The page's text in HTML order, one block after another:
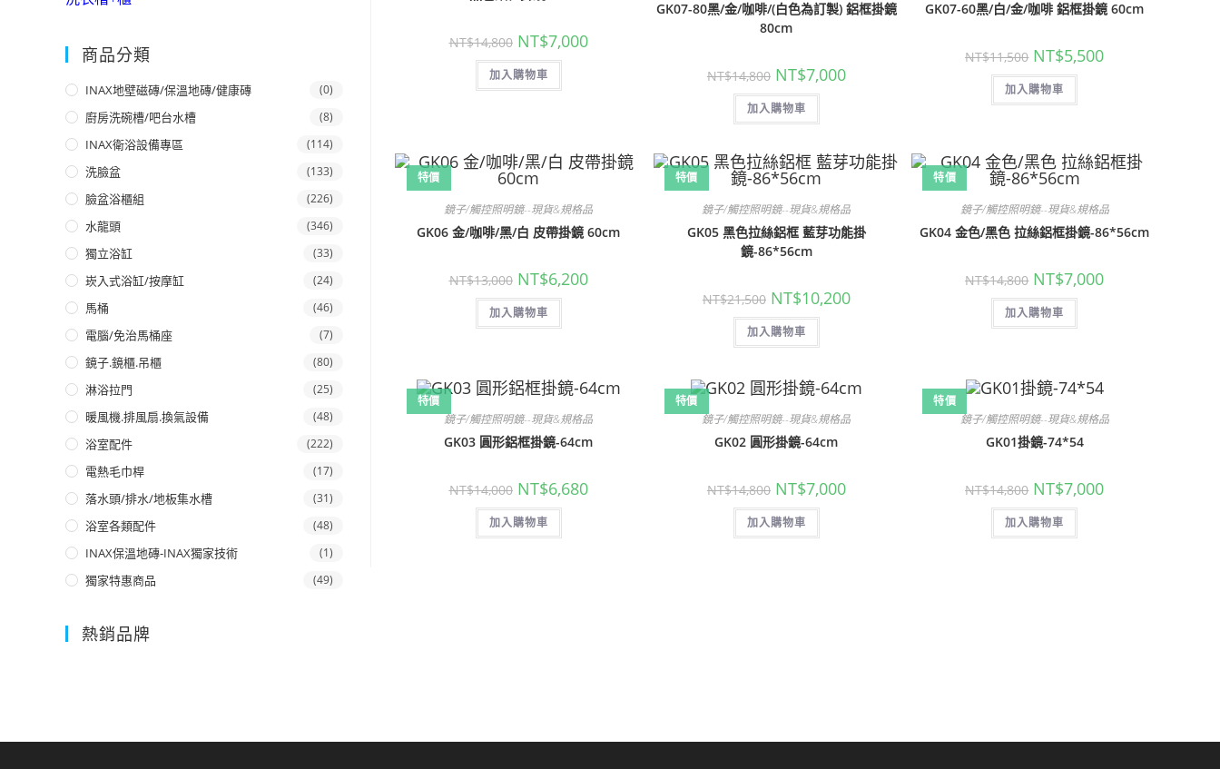
NT$14,800 原
始
價
格：
NT$14,800。
NT$7,000目
前
加入購物車
GK07-80黑/金/咖啡/(白色為訂製) 鋁框掛鏡
80cm
NT$14,800 原
始
價
格：
NT$14,800。
NT$7,000目
前
加入購物車
GK07-60黑/白/金/咖啡 鋁框掛鏡 60cm
NT$11,500 原
始
價
格：
NT$11,500。
NT$5,500目
加入購物車
特價
鏡子/觸控照明鏡--現貨&規格品
GK06 金/咖啡/黑/白 皮帶掛鏡 60cm
NT$13,000 原
始
價
格：
NT$13,000。
NT$6,200目
前
加入購物車
特價
鏡子/觸控照明鏡--現貨&規格品
GK05 黑色拉絲鋁框 藍芽功能掛
鏡-86*56cm
NT$21,500 原
始
價
格：
NT$21,500。
NT$10,200目
前
加入購物車
特價
鏡子/觸控照明鏡--現貨&規格品
GK04 金色/黑色 拉絲鋁框掛鏡-86*56cm
NT$14,800 原
始
價
格：
NT$14,800。
NT$7,000目
加入購物車
特價
鏡子/觸控照明鏡--現貨&規格品
GK03 圓形鋁框掛鏡-64cm
NT$14,000 原
始
價
格：
NT$14,000。
NT$6,680目
前
加入購物車
特價
鏡子/觸控照明鏡--現貨&規格品
GK02 圓形掛鏡-64cm
NT$14,800 原
始
價
格：
NT$14,800。
NT$7,000目
前
加入購物車
特價
鏡子/觸控照明鏡--現貨&規格品
GK01掛鏡-74*54
NT$14,800 原
始
價
格：
NT$14,800。
NT$7,000目
加入購物車
商品分類
INAX地壁磁磚/保溫地磚/健康磚 (0)
廚房洗碗槽/吧台水槽 (8)
INAX衛浴設備專區 (114)
洗臉盆 (133)
臉盆浴櫃組 (226)
水龍頭 (346)
獨立浴缸 (33)
崁入式浴缸/按摩缸 (24)
馬桶 (46)
電腦/免治馬桶座 (7)
鏡子.鏡櫃.吊櫃 (80)
淋浴拉門 (25)
暖風機.排風扇.換氣設備 (48)
浴室配件 (222)
電熱毛巾桿 (17)
落水頭/排水/地板集水槽 (31)
浴室各類配件 (48)
INAX保溫地磚-INAX獨家技術 (1)
獨家特惠商品 (49)
熱銷品牌